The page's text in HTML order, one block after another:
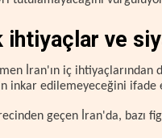
ihtiyaçlar ve
İran'ın iç ihtiyaçlarından
inkar edilemeyeceğini ifade
geçen İran'da, bazı